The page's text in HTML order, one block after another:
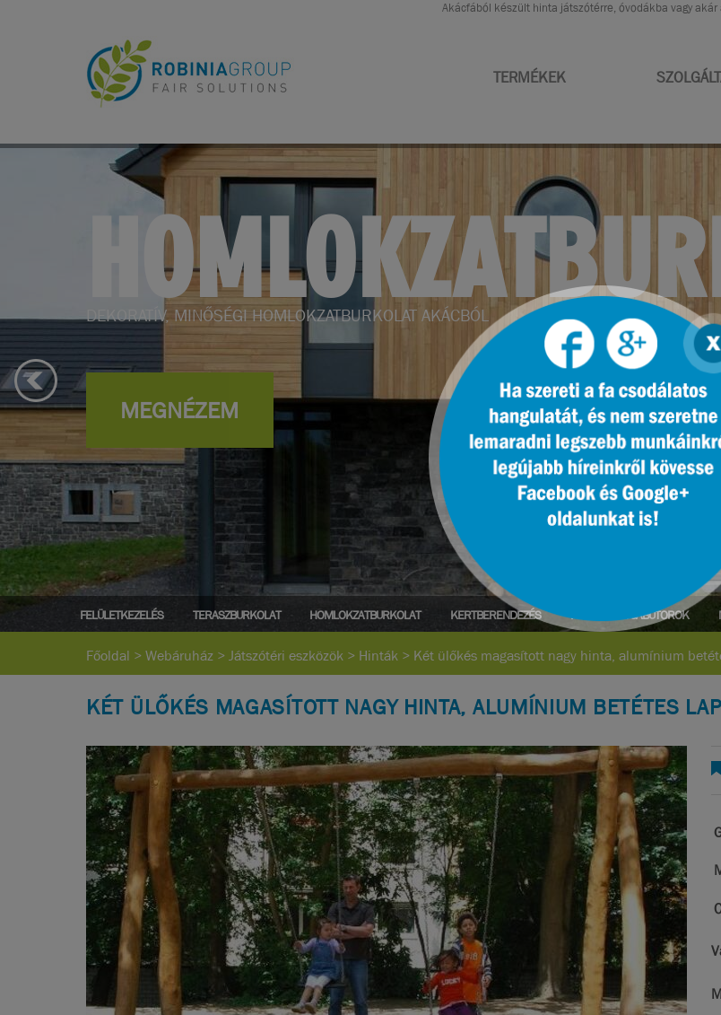
Akácfából készült hinta játszótérre, óvodákba vagy akár
TERMÉKEK
KERTI BÚTOROK, KERTÉPÍTÉS
MEGNÉZEM
FELÜLETKEZELÉS TERASZBURKOLAT HOMLOKZATBURKOLAT KERTBERENDEZÉS PARK- ÉS UTCABÚTOROK
Főoldal >Webáruház >Játszótéri eszközök > Hinták > Két ülőkés magasított nagy hinta, alumínium
KÉT ÜLŐKÉS MAGASÍTOTT NAGY HINTA, ALUMÍNIUM BETÉTES